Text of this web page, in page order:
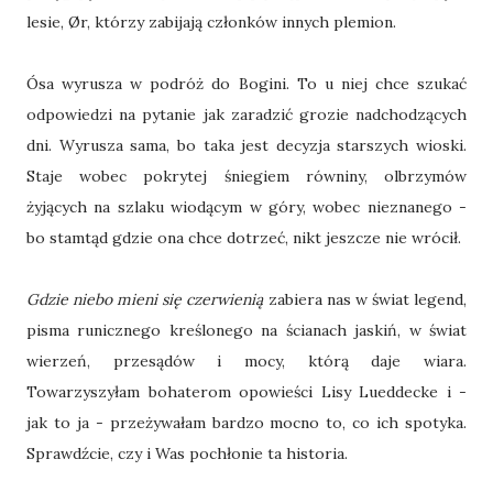
lesie, Ør, którzy zabijają członków innych plemion.
Ósa wyrusza w podróż do Bogini. To u niej chce szukać
odpowiedzi na pytanie jak zaradzić grozie nadchodzących
dni. Wyrusza sama, bo taka jest decyzja starszych wioski.
Staje wobec pokrytej śniegiem równiny, olbrzymów
żyjących na szlaku wiodącym w góry, wobec nieznanego -
bo stamtąd gdzie ona chce dotrzeć, nikt jeszcze nie wrócił.
Gdzie niebo mieni się czerwieniązabiera nas w świat legend,
pisma runicznego kreślonego na ścianach jaskiń, w świat
wierzeń, przesądów i mocy, którą daje wiara.
Towarzyszyłam bohaterom opowieści Lisy Lueddecke i -
jak to ja - przeżywałam bardzo mocno to, co ich spotyka.
Sprawdźcie, czy i Was pochłonie ta historia.